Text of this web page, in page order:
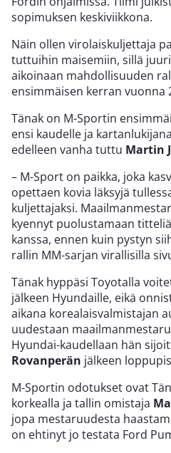
sopimuksen keskiviikkona.
Näin ollen virolaiskuljettaja
tuttuihin maisemiin, sillä
aikoinaan mahdollisuuden
ensimmäisen kerran vuonna
Tänak on M-Sportin
ensi kaudelle ja
edelleen vanha tuttu Martin
– M-Sport on paikka, joka
opettaen kovia läksyjä
kuljettajaksi.
kyennyt puolustamaan
kanssa, ennen kuin pystyn
rallin MM-sarjan virallisilla
Tänak hyppäsi Toyotalla
jälkeen Hyundaille, eikä
aikana korealaisvalmistajan
uudestaan
Hyundai-kaudellaan hän
Rovanperän jälkeen
M-Sportin odotukset ovat
korkealla ja tallin omistaja
jopa mestaruudesta
on ehtinyt jo testata Ford